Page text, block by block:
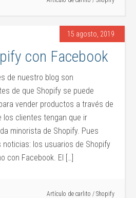
15 agosto, 2019
con Facebook
de nuestro blog son
de que Shopify se puede
vender productos a través de
los clientes tengan que ir
minorista de Shopify. Pues
noticias: los usuarios de Shopify
con Facebook. El […]
Artículo de carlito / Shopify